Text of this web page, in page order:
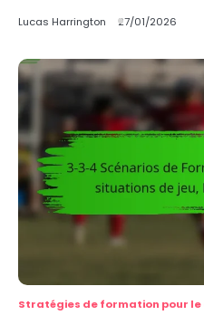
Lucas Harrington 27/01/2026
Stratégies de formation pour